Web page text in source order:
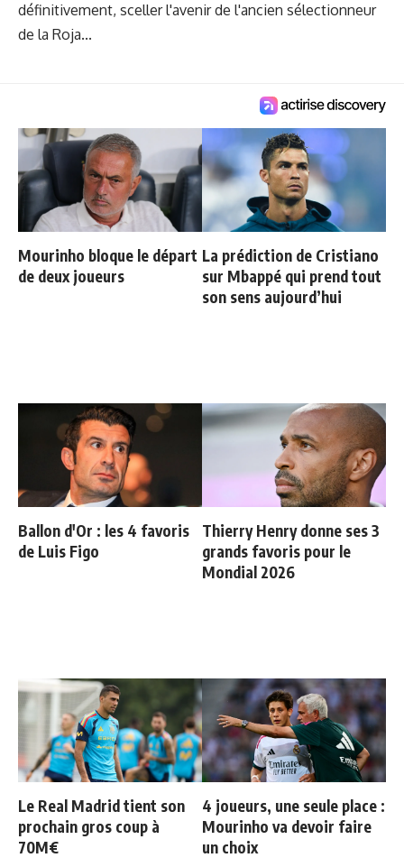
définitivement, sceller l'avenir de l'ancien sélectionneur
de la Roja...
Mourinho bloque le départ
de deux joueurs
La prédiction de Cristiano
sur Mbappé qui prend tout
son sens aujourd’hui
Ballon d'Or : les 4 favoris
de Luis Figo
Thierry Henry donne ses 3
grands favoris pour le
Mondial 2026
Le Real Madrid tient son
prochain gros coup à
70M€
4 joueurs, une seule place :
Mourinho va devoir faire
un choix